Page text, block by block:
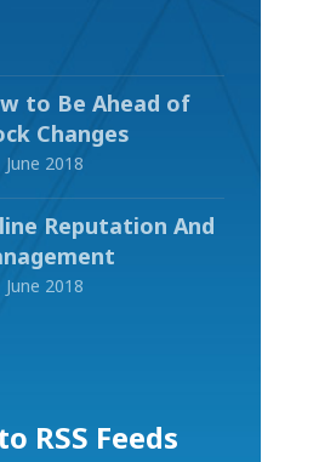
to Be Ahead of
Changes
June 2018
Reputation And
June 2018
RSS Feeds